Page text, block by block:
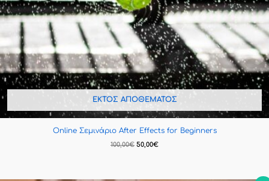
ΕΚΤΌΣ ΑΠΟΘΈΜΑΤΟΣ
Online Σεμινάριο After Effects for Beginners
100,00€ 50,00€